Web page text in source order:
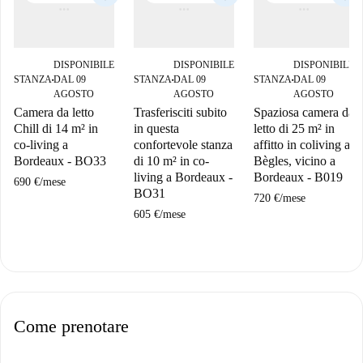
STANZA■
DISPONIBILE
DAL 09
AGOSTO
Camera da letto
Chill di 14 m² in
co-living a
Bordeaux - BO33
690 €/mese
STANZA■
DISPONIBILE
DAL 09
AGOSTO
Trasferisciti subito
in questa
confortevole stanza
di 10 m² in co-
living a Bordeaux -
BO31
605 €/mese
STANZA■
DISPONIBILE
DAL 09
AGOSTO
Spaziosa camera da
letto di 25 m² in
affitto in coliving a
Bègles, vicino a
Bordeaux - B019
720 €/mese
Come prenotare